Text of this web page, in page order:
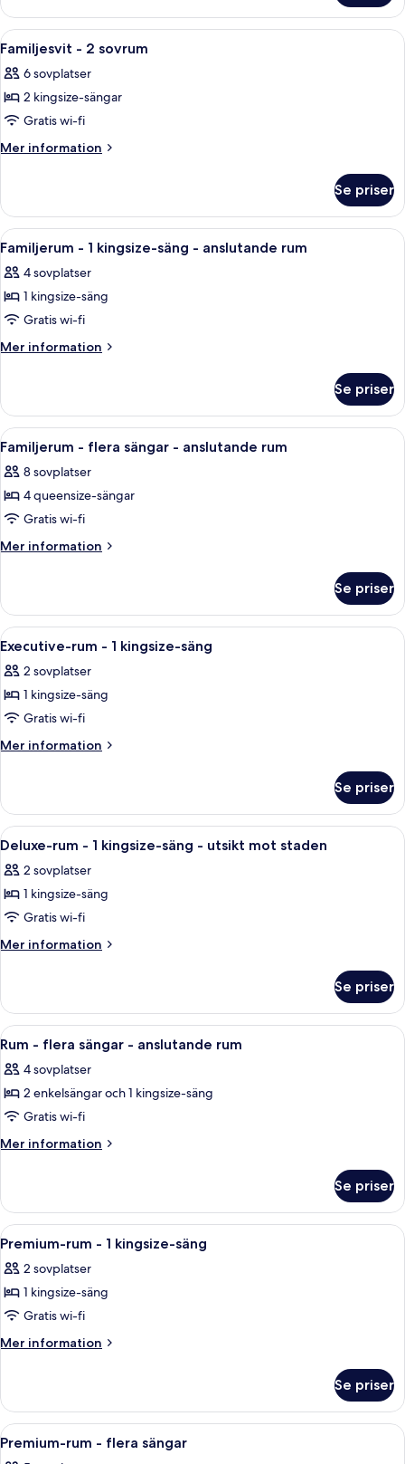
Executive
1
kingsize-
säng
Öppna
alla
foton
för
Familjesvit
-
Ett hotellrum med en säng, ett
6
Familjesvit - 2 sovrum
6 sovplatser
2 kingsize-sängar
Gratis wi-fi
Mer information
Mer
-
sovrum
Se priser
Öppna
alla
foton
för
Familjerum
-
säng
anslutande
rum
Ett hotellrum med en säng, två
6
Familjerum - 1 kingsize-säng - anslutande rum
4 sovplatser
1 kingsize-säng
Gratis wi-fi
Mer information
Mer
-
kingsize-
-
anslutande
Se priser
Öppna
alla
foton
för
Familjerum
-
-
anslutande
rum
Ett hotellrum med två sängar, ett
5
Familjerum - flera sängar - anslutande rum
8 sovplatser
4 queensize-sängar
Gratis wi-fi
Mer information
Mer
-
flera
sängar
anslutande
rum
Se priser
Öppna
alla
foton
för
Executive-
rum
kingsize-
säng
Ett hotellrum med en stor säng, ett
4
Executive-rum - 1 kingsize-säng
2 sovplatser
1 kingsize-säng
Gratis wi-fi
Mer information
Mer
rum
1
säng
Se priser
Öppna
alla
foton
för
Deluxe-
rum
kingsize-
säng
-
utsikt
mot
staden
Ett modernt hotellrum med en
5
Deluxe-rum - 1 kingsize-säng - utsikt mot staden
2 sovplatser
1 kingsize-säng
Gratis wi-fi
Mer information
Mer
rum
1
säng
-
mot
staden
Se priser
Öppna
alla
foton
för
Rum
-
-
anslutande
rum
Ett hotellrum med två sängar, ett
5
Rum - flera sängar - anslutande rum
4 sovplatser
2 enkelsängar och 1 kingsize-säng
Gratis wi-fi
Mer information
Mer
-
flera
sängar
anslutande
rum
Se priser
Öppna
alla
foton
för
Premium-
rum
kingsize-
säng
Ett hotellrum med en stor säng, en
5
Premium-rum - 1 kingsize-säng
2 sovplatser
1 kingsize-säng
Gratis wi-fi
Mer information
Mer
rum
1
Se priser
Öppna
alla
Ett hotellrum med två sängar, ett
5
Premium-rum - flera sängar